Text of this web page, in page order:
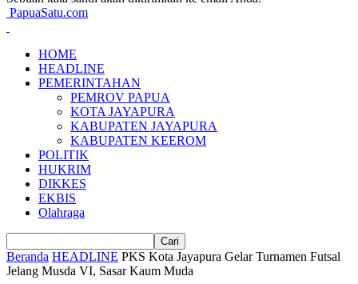
PapuaSatu.com
HOME
HEADLINE
PEMERINTAHAN
PEMROV PAPUA
KOTA JAYAPURA
KABUPATEN JAYAPURA
KABUPATEN KEEROM
POLITIK
HUKRIM
DIKKES
EKBIS
Olahraga
Beranda HEADLINE PKS Kota Jayapura Gelar Turnamen Futsal
Jelang Musda VI, Sasar Kaum Muda